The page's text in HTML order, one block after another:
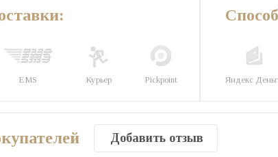
EMS Курьер Pickpoint Яндекс
Добавить отзыв